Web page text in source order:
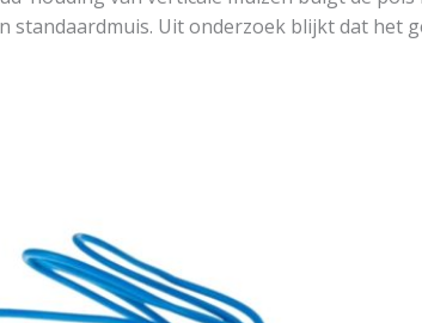
standaardmuis. Uit onderzoek blijkt dat